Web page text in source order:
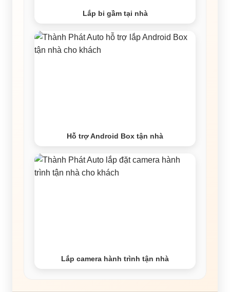
Lắp bi gầm tại nhà
Hỗ trợ Android Box tận nhà
Lắp camera hành trình tận nhà